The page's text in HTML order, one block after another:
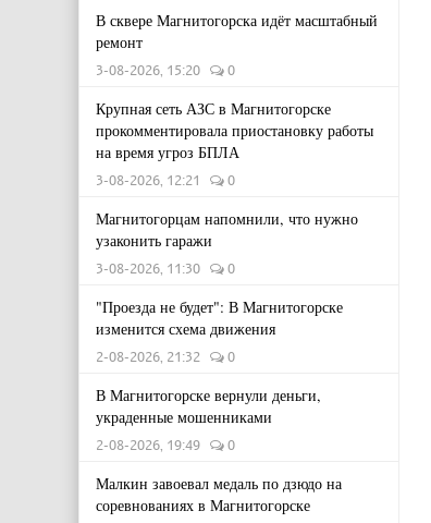
В сквере Магнитогорска идёт масштабный
ремонт
3-08-2026, 15:20 0
Крупная сеть АЗС в Магнитогорске
прокомментировала приостановку работы
на время угроз БПЛА
3-08-2026, 12:21 0
Магнитогорцам напомнили, что нужно
узаконить гаражи
3-08-2026, 11:30 0
"Проезда не будет": В Магнитогорске
изменится схема движения
2-08-2026, 21:32 0
В Магнитогорске вернули деньги,
украденные мошенниками
2-08-2026, 19:49 0
Малкин завоевал медаль по дзюдо на
соревнованиях в Магнитогорске